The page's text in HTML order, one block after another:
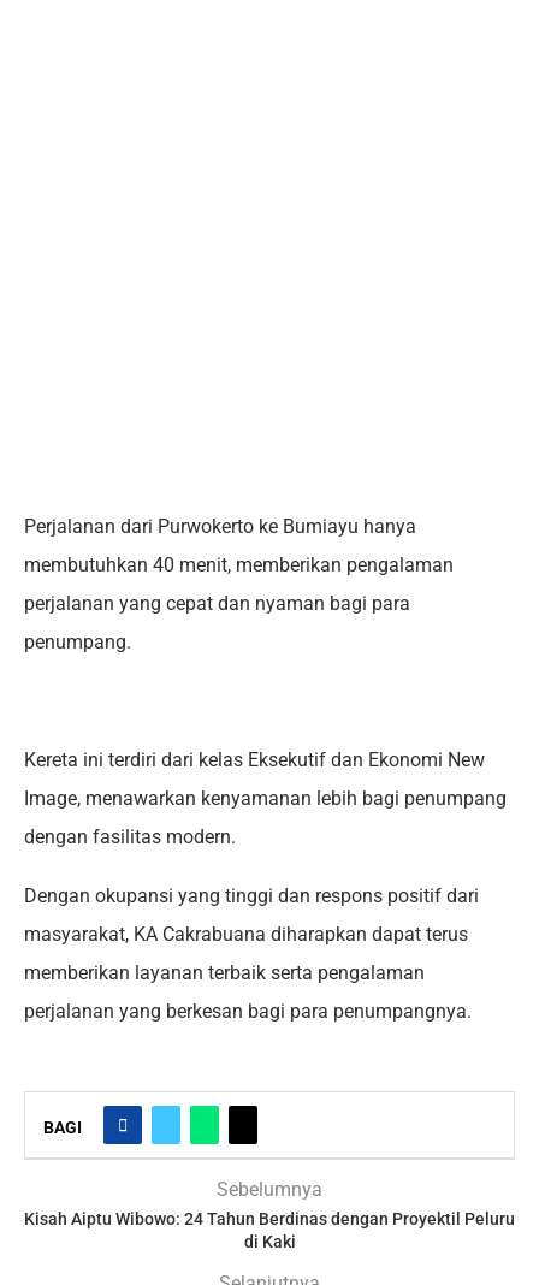
Perjalanan dari Purwokerto ke Bumiayu hanya
membutuhkan 40 menit, memberikan pengalaman
perjalanan yang cepat dan nyaman bagi para
penumpang.
Kereta ini terdiri dari kelas Eksekutif dan Ekonomi New
Image, menawarkan kenyamanan lebih bagi penumpang
dengan fasilitas modern.
Dengan okupansi yang tinggi dan respons positif dari
masyarakat, KA Cakrabuana diharapkan dapat terus
memberikan layanan terbaik serta pengalaman
perjalanan yang berkesan bagi para penumpangnya.
BAGI
Sebelumnya
Kisah Aiptu Wibowo: 24 Tahun Berdinas dengan Proyektil Peluru
di Kaki